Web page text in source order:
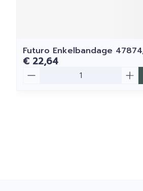
Futuro Enkelbandage
€ 22,64